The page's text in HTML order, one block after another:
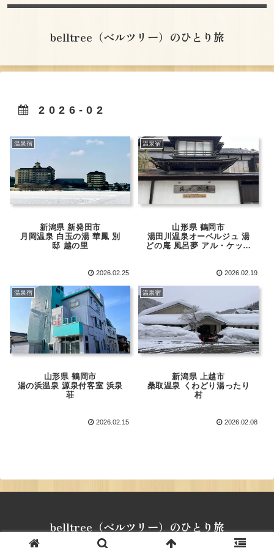
belltree（ベルツリー）のひとり旅
2026-02
温泉宿
新潟県 新発田市
月岡温泉 白玉の湯 華鳳 別
邸 越の里
2026.02.25
温泉宿
山形県 鶴岡市
湯田川温泉オーベルジュ 湯
どの庵 風呂夢 アル・ケッチ
2026.02.19
温泉宿
山形県 鶴岡市
湯の浜温泉 源泉付客室 浜泉
荘
2026.02.15
温泉宿
新潟県 上越市
桑取温泉 くわどり湯ったり
村
2026.02.08
belltree（ベルツリー）のひとり旅
© 2024 belltree（ベルツリー）のひとり旅.